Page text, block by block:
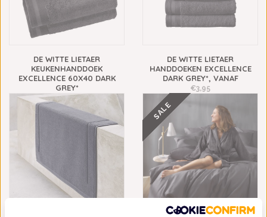
DE WITTE LIETAER
KEUKENHANDDOEK
EXCELLENCE 60X40 DARK
GREY*
€8,95
DE WITTE LIETAER
HANDDOEKEN EXCELLENCE
DARK GREY*, VANAF
€3,95
SALE